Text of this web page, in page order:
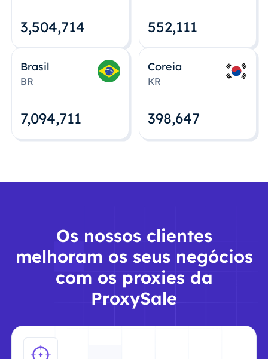
3,504,715 552,112
Brasil
BR
7,094,712
Coreia
KR
398,648
Os nossos clientes
melhoram os seus negócios
com os proxies da
ProxySale